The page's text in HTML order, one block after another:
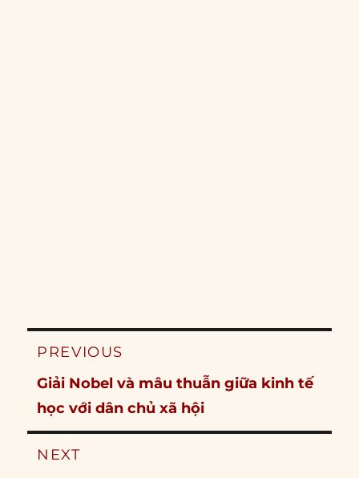
Post
PREVIOUS
Previous
post:
Giải Nobel và mâu thuẫn giữa kinh tế
học với dân chủ xã hội
NEXT